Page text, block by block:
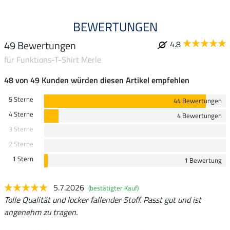
BEWERTUNGEN
49 Bewertungen
4.8
für Funktions-T-Shirt Merle
48 von 49 Kunden würden diesen Artikel empfehlen
5 Sterne
44 Bewertungen
4 Sterne
4 Bewertungen
3 Sterne
2 Sterne
1 Stern
1 Bewertung
5.7.2026 (bestätigter Kauf)
Tolle Qualität und locker fallender Stoff. Passt gut und ist
angenehm zu tragen.